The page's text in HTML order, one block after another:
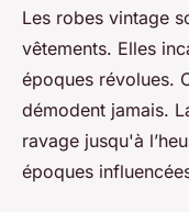
Quels sont
styles de
Charles•1 décembre
Les robes vintage
vêtements. Elles
époques révolues.
démodent jamais.
ravage jusqu'à
époques